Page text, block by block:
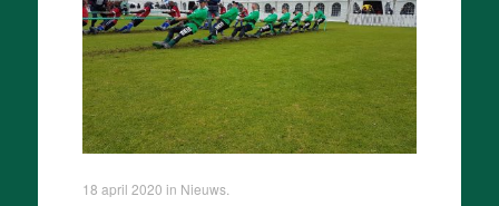
18 april 2020 in Nieuws.